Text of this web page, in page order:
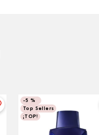
-5 %
Top Sellers
¡TOP!